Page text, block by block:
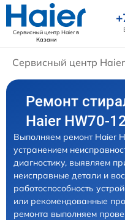
Сервисный центр Haierв
Казани
Сервисный центр Haier
Ремонт
Haier HW70-
Выполняем ремонт Haier
устранением
диагностику, выявляем
неисправные детали и
работоспособность
или рекомендованные
ремонта выполняем